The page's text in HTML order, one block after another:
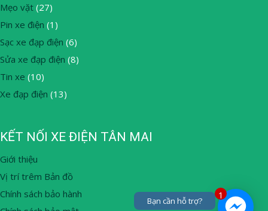
Mẹo vặt (27)
Pin xe điện (1)
Sạc xe đạp điện (6)
Sửa xe đạp điện (8)
Tin xe (10)
Xe đạp điện (13)
KẾT NỐI XE ĐIỆN TÂN MAI
Giới thiệu
Vị trí trêm Bản đồ
Chính sách bảo hành
1
Bạn cần hỗ trợ?